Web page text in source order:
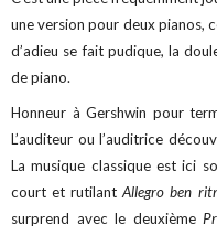
une version pour deux pianos,
d’adieu se fait pudique, la
de piano.
Honneur à Gershwin pour
L’auditeur ou l’auditrice
La musique classique est ici
court et rutilantAllegro ben
surprend avec le deuxième